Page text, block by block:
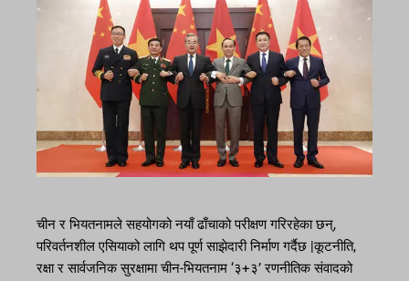
चीन र भियतनामले सहयोगको नयाँ ढाँचाको परीक्षण गरिरहेका छन्,
परिवर्तनशील एसियाको लागि थप पूर्ण साझेदारी निर्माण गर्दैछ |कूटनीति,
रक्षा र सार्वजनिक सुरक्षामा चीन-भियतनाम ‘३+३’ रणनीतिक संवादको